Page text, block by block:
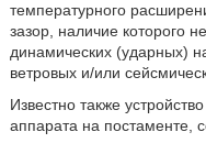
температурного
зазор, наличие которого
динамических (ударных)
ветровых и/или
Известно также
аппарата на постаменте,